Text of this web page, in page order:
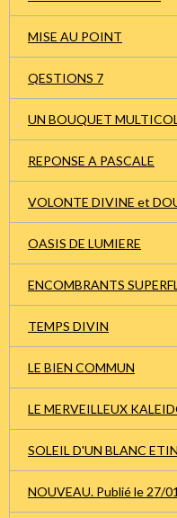
MISE AU POINT
QESTIONS 7
UN BOUQUET
REPONSE A PASCALE
VOLONTE DIVINE et
OASIS DE LUMIERE
ENCOMBRANTS
TEMPS DIVIN
LE BIEN COMMUN
LE MERVEILLEUX
SOLEIL D'UN BLANC
NOUVEAU. Publié le 27/